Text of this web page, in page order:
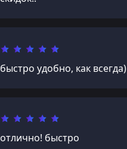
быстро удобно, как всегда)
отлично! быстро